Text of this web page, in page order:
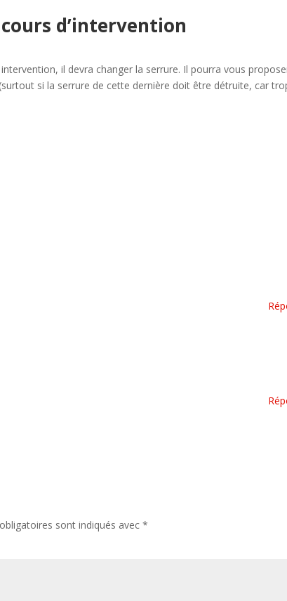
d’intervention
il devra changer la serrure. Il pourra vous
si la serrure de cette dernière doit être détruite, car
sont indiqués avec*